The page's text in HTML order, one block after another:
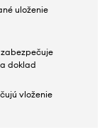
uloženie
doklad
vloženie